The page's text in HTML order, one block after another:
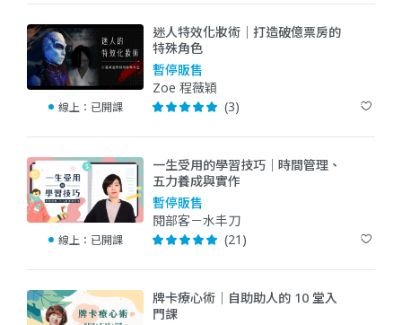
線上： 已開課
迷人特效化妝術｜打造破億票房的
特殊角色
暫停販售
Zoe 程薇穎
(3)
線上： 已開課
一生受用的學習技巧｜時間管理、
五力養成與實作
暫停販售
閱部客－水丰刀
(21)
牌卡療心術｜自助助人的 10 堂入
門課